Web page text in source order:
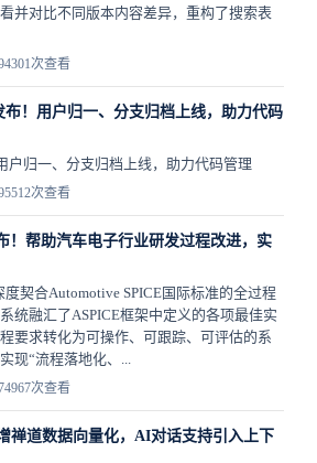
并对比不同版本内容差异，重构了搜索表
4301次查看
布！用户归一、分支归档上线，助力代码
户归一、分支归档上线，助力代码管理
5512次查看
！帮助汽车电子行业研发过程改进，实
度契合Automotive SPICE国际标准的全过程
统融汇了ASPICE框架中定义的各项最佳实
要求转化为可操作、可跟踪、可评估的系
现“流程落地化、...
4967次查看
禅道数据向量化，AI对话支持引入上下